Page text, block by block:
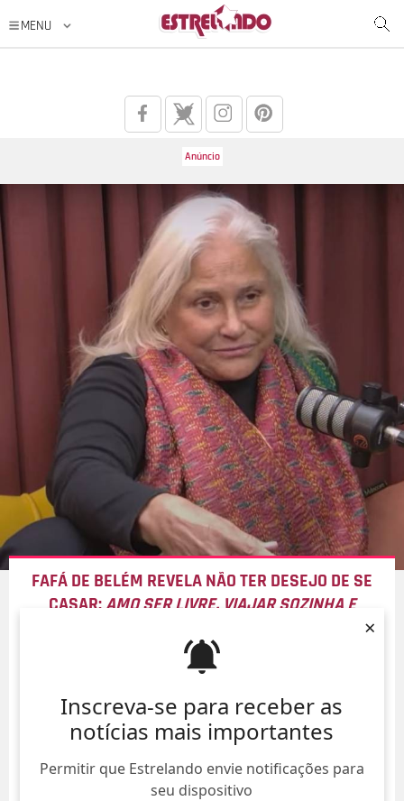
Inscreva-se para receber as
notícias mais importantes
Permitir que Estrelando envie notificações para
seu dispositivo
×
FAFÁ DE BELÉM REVELA NÃO TER DESEJO DE SE
CASAR:AMO SER LIVRE, VIAJAR SOZINHA E
06/Ago/